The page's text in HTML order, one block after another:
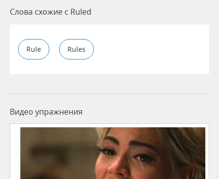
Слова схожие с Ruled
Rule Rules
Видео упражнения